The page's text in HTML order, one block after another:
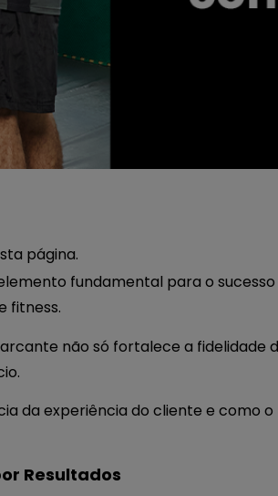
página.
fundamental para o
fitness.
não só fortalece a fidelidade
da experiência do cliente e como
Resultados